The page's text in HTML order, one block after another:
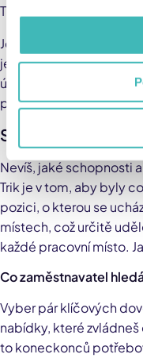
Tím vším se v životopise
Jde o to, že když
jen chození na hodiny
úkolů a absolvování
personalisty
Schopnosti a
Nevíš, jaké schopnosti
Trik je v tom, aby byly
pozici, o kterou se
místech, což určitě
každé pracovní místo.
Co zaměstnavatel
Vyber pár klíčových
nabídky, které
to koneckonců